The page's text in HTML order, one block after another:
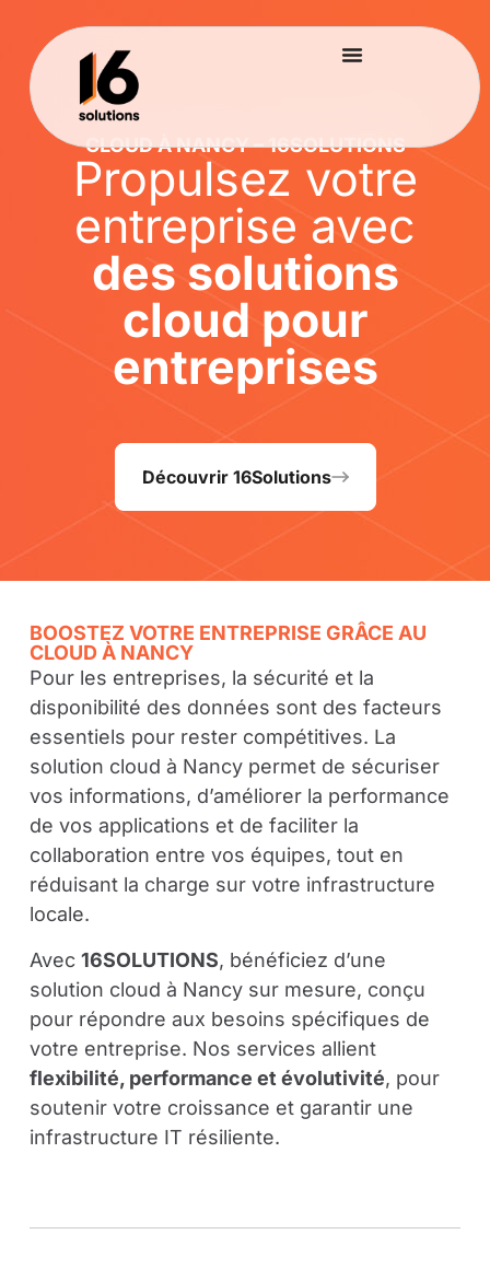
CLOUD À NANCY – 16SOLUTIONS
Propulsez votre
entreprise avec
des solutions
cloud pour
entreprises
Découvrir 16Solutions
BOOSTEZ VOTRE ENTREPRISE GRÂCE AU
CLOUD À NANCY
Pour les entreprises, la sécurité et la
disponibilité des données sont des facteurs
essentiels pour rester compétitives. La
solution cloud à Nancy permet de sécuriser
vos informations, d’améliorer la performance
de vos applications et de faciliter la
collaboration entre vos équipes, tout en
réduisant la charge sur votre infrastructure
locale.
Avec 16SOLUTIONS, bénéficiez d’une
solution cloud à Nancy sur mesure, conçu
pour répondre aux besoins spécifiques de
votre entreprise. Nos services allient
flexibilité, performance et évolutivité, pour
soutenir votre croissance et garantir une
infrastructure IT résiliente.